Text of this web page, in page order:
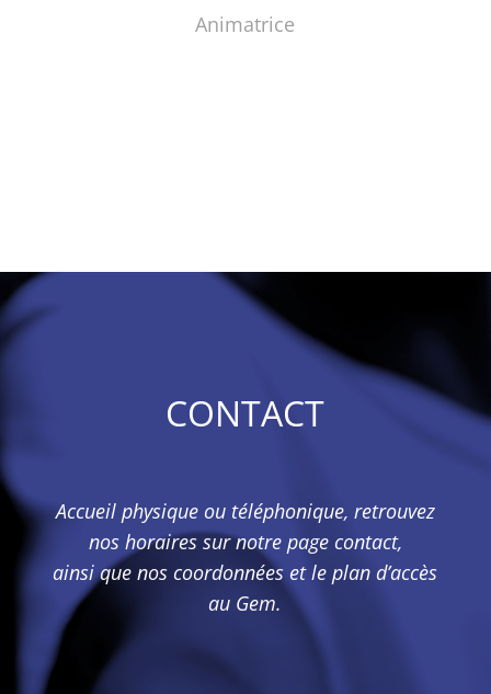
Animatrice
CONTACT
Accueil physique ou téléphonique, retrouvez
nos horaires sur notre page contact,
ainsi que nos coordonnées et le plan d’accès
au Gem.